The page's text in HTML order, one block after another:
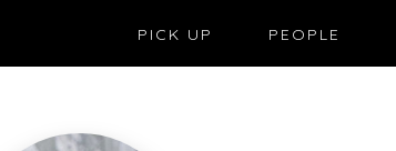
PICK UP PEOPLE